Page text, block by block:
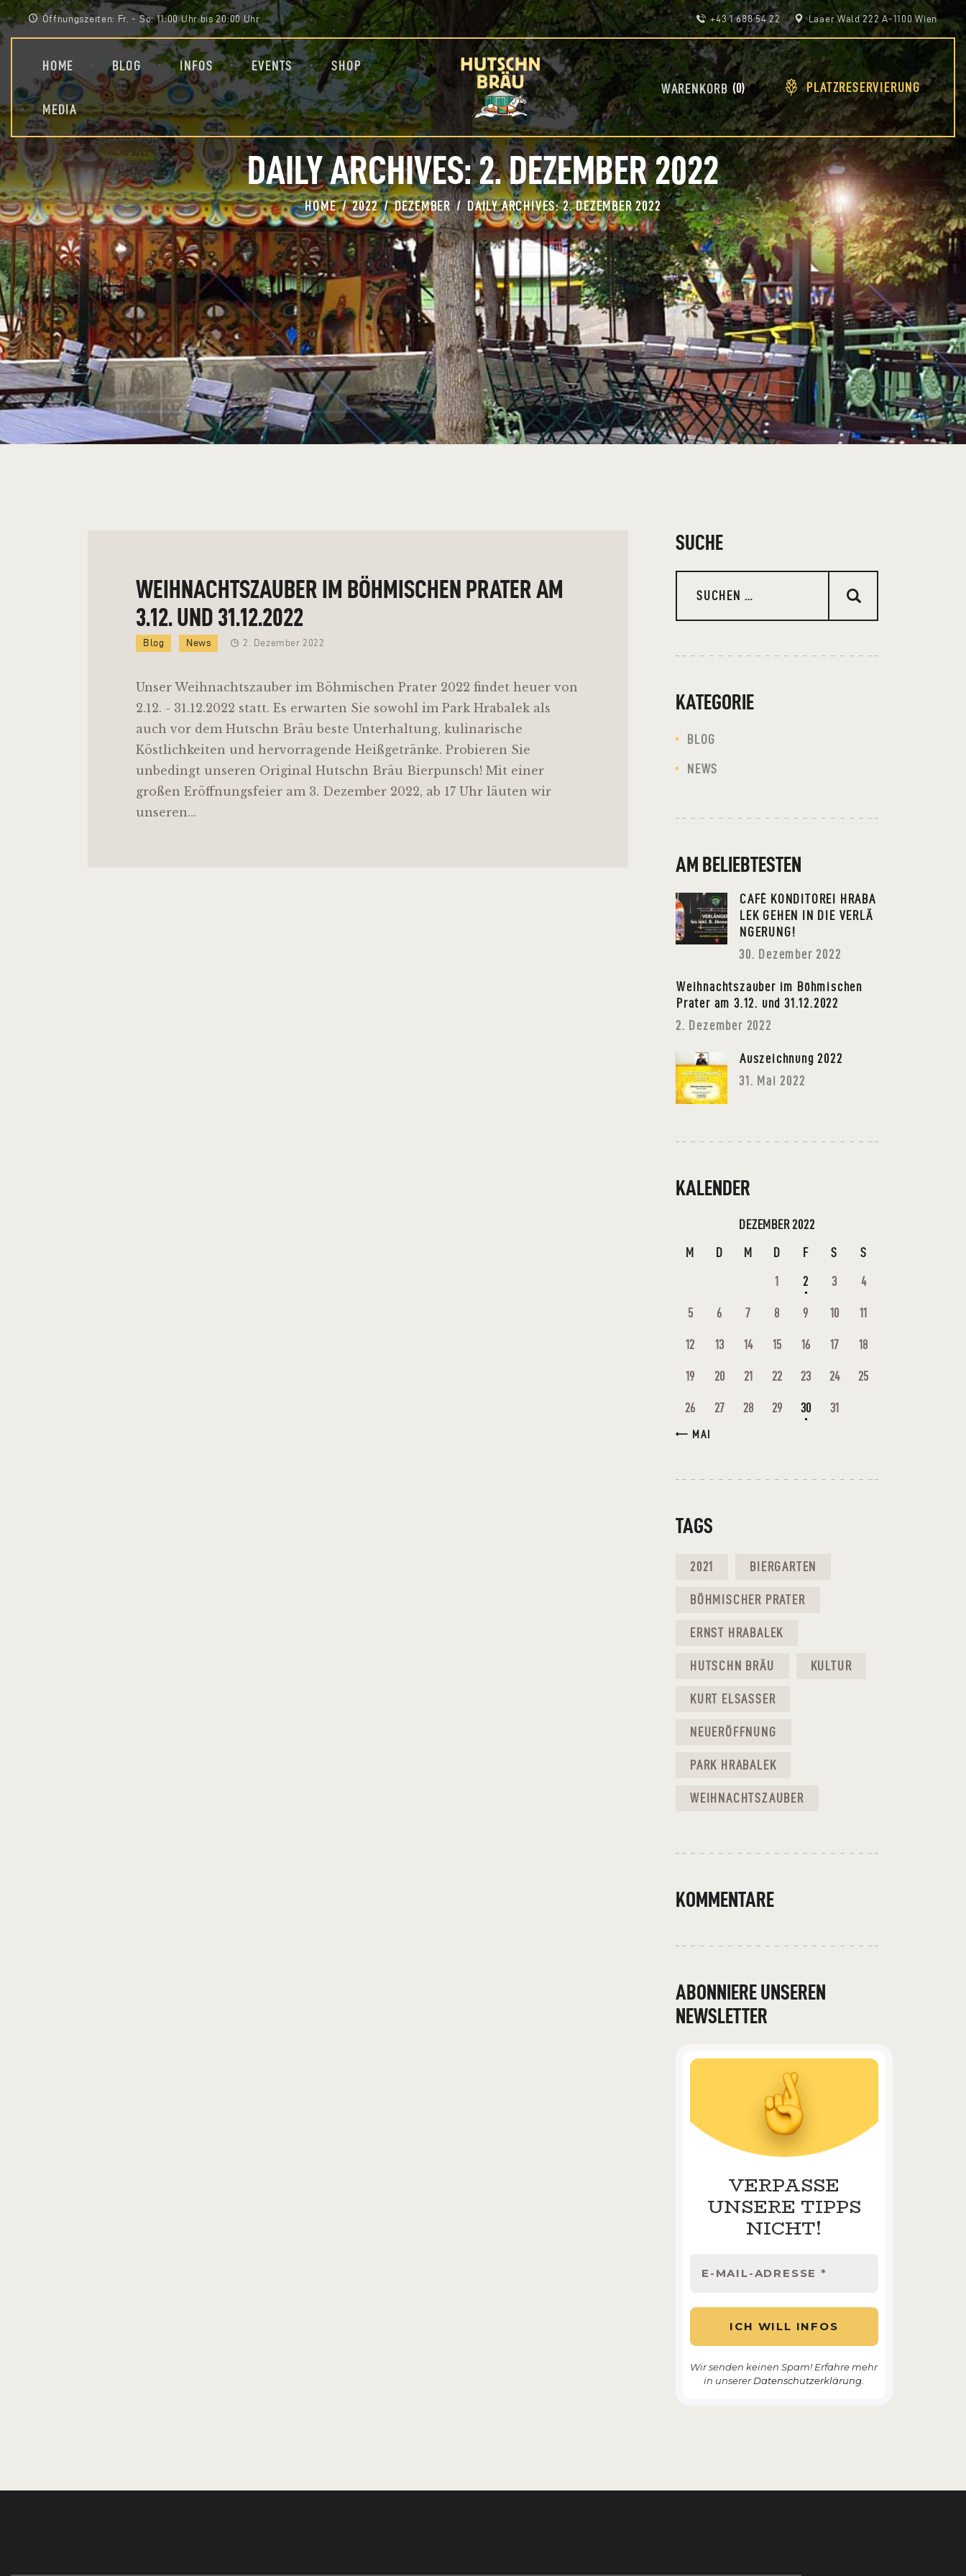
Öffnungszeiten: Fr. - So: 11:00 Uhr bis 20:00 Uhr +43 1 688 54 22 Laaer Wald 222 A-1100 Wien
HOME BLOG INFOS EVENTS SHOP
MEDIA
WARENKORB 0 PLATZRESERVIERUNG
DAILY ARCHIVES: 2. DEZEMBER 2022
HOME 2022 DEZEMBER DAILY ARCHIVES: 2. DEZEMBER 2022
HOME
BLOG
INFOS
EVENTS
SHOP
MEDIA
WEIHNACHTSZAUBER IM BÖHMISCHEN PRATER AM
3.12. UND 31.12.2022
Blog News 2. Dezember 2022
Unser Weihnachtszauber im Böhmischen Prater 2022 findet heuer von
2.12. - 31.12.2022 statt. Es erwarten Sie sowohl im Park Hrabalek als
auch vor dem Hutschn Bräu beste Unterhaltung, kulinarische
Köstlichkeiten und hervorragende Heißgetränke. Probieren Sie
unbedingt unseren Original Hutschn Bräu Bierpunsch! Mit einer
großen Eröffnungsfeier am 3. Dezember 2022, ab 17 Uhr läuten wir
unseren…
SUCHE
KATEGORIE
BLOG
NEWS
AM BELIEBTESTEN
CAFÉ KONDITOREI HRABA
LEK GEHEN IN DIE VERLÄ
NGERUNG!
30. Dezember 2022
Weihnachtszauber im Böhmischen
Prater am 3.12. und 31.12.2022
2. Dezember 2022
Auszeichnung 2022
31. Mai 2022
KALENDER
DEZEMBER 2022
M D M D F S S
1 2 3 4
5 6 7 8 9 10 11
12 13 14 15 16 17 18
19 20 21 22 23 24 25
26 27 28 29 30 31
« MAI
TAGS
2021 BIERGARTEN
BÖHMISCHER PRATER
ERNST HRABALEK
HUTSCHN BRÄU KULTUR
KURT ELSASSER
NEUERÖFFNUNG
PARK HRABALEK
WEIHNACHTSZAUBER
KOMMENTARE
ABONNIERE UNSEREN
NEWSLETTER
VERPASSE
UNSERE TIPPS
NICHT!
Wir senden keinen Spam! Erfahre mehr
in unsererDatenschutzerklärung.